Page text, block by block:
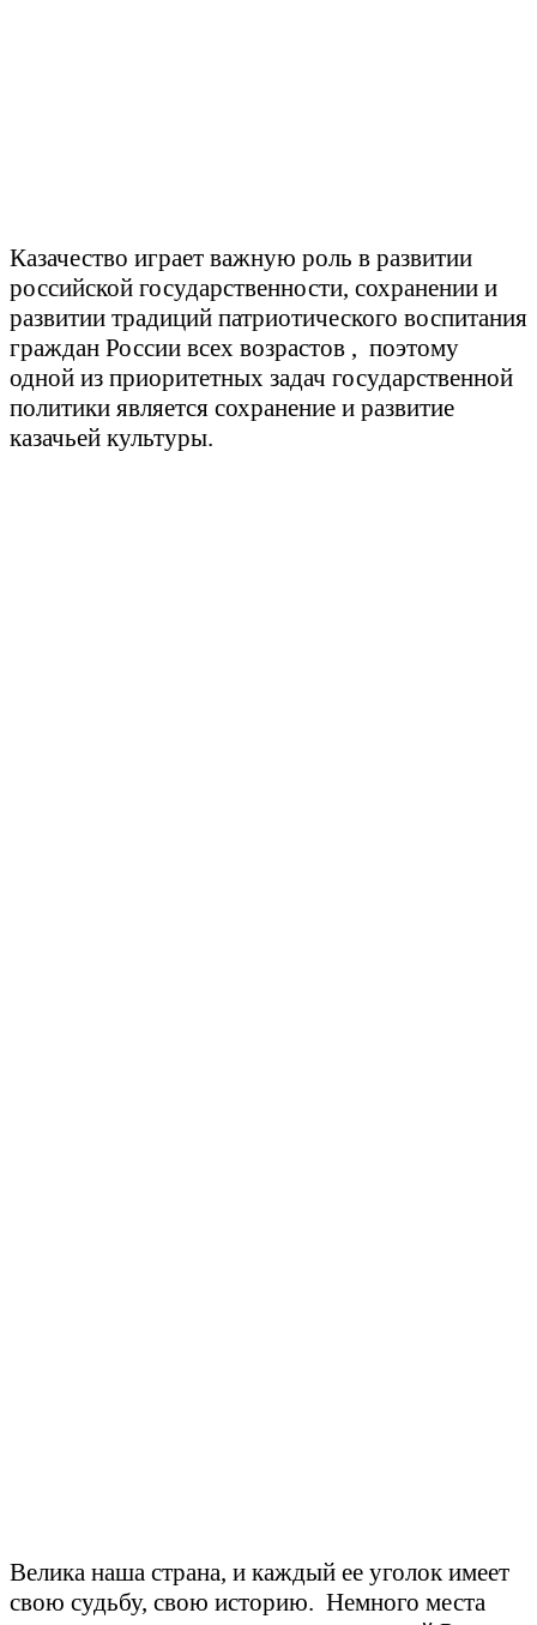
Казачество играет важную роль в развитии
российской государственности, сохранении и
развитии традиций патриотического воспитания
граждан России всех возрастов , поэтому
одной из приоритетных задач государственной
политики является сохранение и развитие
казачьей культуры.
Велика наша страна, и каждый ее уголок имеет
свою судьбу, свою историю. Немного места